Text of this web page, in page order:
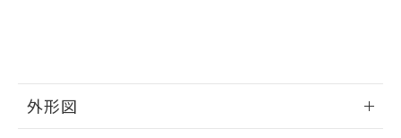
外形図
用者の範囲」に記載されている法人を
※本証明書は発行日時点で非含有を証明す
るもので、過去に遡って非含有を証明する
ものではありません。